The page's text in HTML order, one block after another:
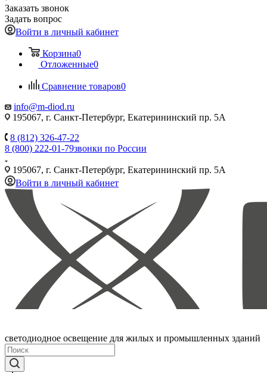
Заказать звонок
Задать вопрос
Войти в личный кабинет
Корзина0
Отложенные0
Сравнение товаров0
info@m-diod.ru
195067, г. Санкт-Петербург, Екатерининский пр. 5А
8 (812) 326-47-22
8 (800) 222-01-79звонки по России
195067, г. Санкт-Петербург, Екатерининский пр. 5А
Войти в личный кабинет
светодиодное освещение для жилых и промышленных зданий